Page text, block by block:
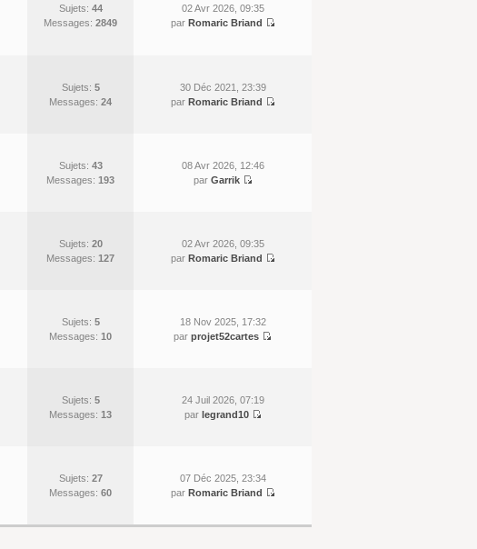
Sujets: 44
Messages: 2849
02 Avr 2026, 09:35
par Romaric Briand
Sujets: 5
Messages: 24
30 Déc 2021, 23:39
par Romaric Briand
Sujets: 43
Messages: 193
08 Avr 2026, 12:46
par Garrik
Sujets: 20
Messages: 127
02 Avr 2026, 09:35
par Romaric Briand
Sujets: 5
Messages: 10
18 Nov 2025, 17:32
par projet52cartes
Sujets: 5
Messages: 13
24 Juil 2026, 07:19
par legrand10
Sujets: 27
Messages: 60
07 Déc 2025, 23:34
par Romaric Briand